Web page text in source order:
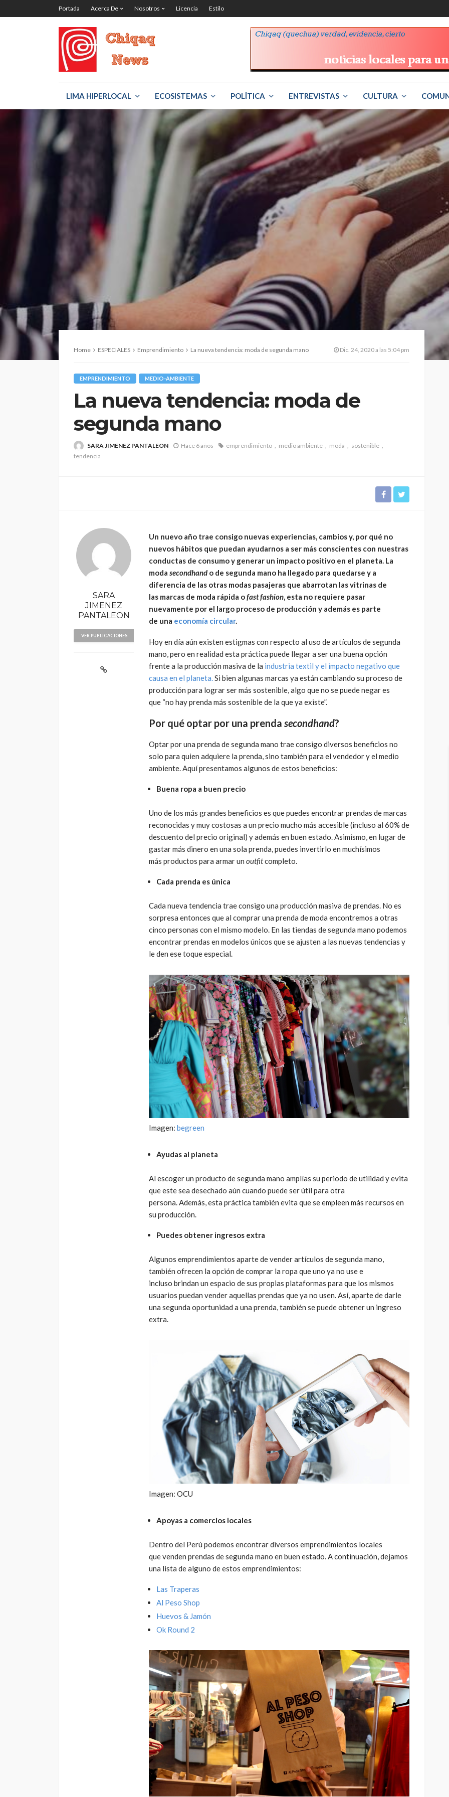
Portada Acerca De Nosotros Licencia Estilo
LIMA HIPERLOCAL ECOSISTEMAS POLÍTICA ENTREVISTAS CULTURA
Home ESPECIALES Emprendimiento La nueva tendencia: moda de segunda mano Dic. 24, 2020 a las 5:04 pm
EMPRENDIMIENTO MEDIO-AMBIENTE
La nueva tendencia: moda de
segunda mano
SARA JIMENEZ PANTALEON Hace 6 años emprendimiento medio ambiente moda
sostenible
tendencia
Un nuevo año trae consigo nuevas experiencias, cambios y, por qué no
nuevos hábitos que puedan ayudarnos a ser más conscientes con nuestras
conductas de consumo y generar un impacto positivo en el planeta. La
moda secondhand o de segunda mano ha llegado para quedarse y a
diferencia de las otras modas pasajeras que abarrotan las vitrinas de
las marcas de moda rápida ofast fashion , esta no requiere pasar
nuevamente por el largo proceso de producción y además es parte
de una economía circular.
Hoy en día aún existen estigmas con respecto al uso de artículos de segunda
mano, pero en realidad esta práctica puede llegar a ser una buena opción
frente a la producción masiva de la industria textil y el impacto negativo que
causa en el planeta. Si bien algunas marcas ya están cambiando su proceso de
producción para lograr ser más sostenible, algo que no se puede negar es
que “no hay prenda más sostenible de la que ya existe”.
Por qué optar por una prenda secondhand?
Optar por una prenda de segunda mano trae consigo diversos beneficios no
solo para quien adquiere la prenda, sino también para el vendedor y el medio
ambiente. Aquí presentamos algunos de estos beneficios:
Buena ropa a buen precio
Uno de los más grandes beneficios es que puedes encontrar prendas de marcas
reconocidas y muy costosas a un precio mucho más accesible (incluso al 60% de
descuento del precio original) y además en buen estado. Asimismo, en lugar de
gastar más dinero en una sola prenda, puedes invertirlo en muchísimos
más productos para armar un outfitcompleto.
Cada prenda es única
Cada nueva tendencia trae consigo una producción masiva de prendas. No es
sorpresa entonces que al comprar una prenda de moda encontremos a otras
cinco personas con el mismo modelo. En las tiendas de segunda mano podemos
encontrar prendas en modelos únicos que se ajusten a las nuevas tendencias y
le den ese toque especial.
Imagen: begreen
Ayudas al planeta
Al escoger un producto de segunda mano amplías su periodo de utilidad y evita
que este sea desechado aún cuando puede ser útil para otra
persona. Además, esta práctica también evita que se empleen más recursos en
su producción.
Puedes obtener ingresos extra
Algunos emprendimientos aparte de vender artículos de segunda mano,
también ofrecen la opción de comprar la ropa que uno ya no use e
incluso brindan un espacio de sus propias plataformas para que los mismos
usuarios puedan vender aquellas prendas que ya no usen. Así, aparte de darle
una segunda oportunidad a una prenda, también se puede obtener un ingreso
extra.
Imagen: OCU
Apoyas a comercios locales
Dentro del Perú podemos encontrar diversos emprendimientos locales
que venden prendas de segunda mano en buen estado. A continuación, dejamos
una lista de alguno de estos emprendimientos:
Las Traperas
Al Peso Shop
Huevos & Jamón
Ok Round 2
SARA
JIMENEZ
PANTALEON
VER PUBLICACIONES
POLÍTICA
Periodistas de TV Perú son
despedidos en nueva
gestión en IRTP
1.11K
El público como
protagonista en la
revitalización del teatro
peruano post pandemia